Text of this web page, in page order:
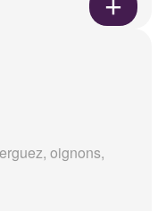
oignons,